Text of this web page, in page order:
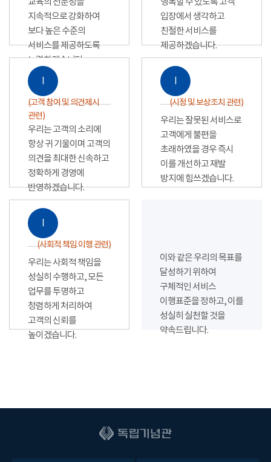
교육의 전문성을
지속적으로 강화하여
보다 높은 수준의
서비스를 제공하도록
노력하겠습니다.
행복할 수 있도록 고객
입장에서 생각하고
친절한 서비스를
제공하겠습니다.
Ⅰ
(고객 참여 및 의견제시
관련)
우리는 고객의 소리에
항상 귀 기울이며 고객의
의견을 최대한 신속하고
정확하게 경영에
반영하겠습니다.
Ⅰ
(시정 및 보상조치 관련)
우리는 잘못된 서비스로
고객에게 불편을
초래하였을 경우 즉시
이를 개선하고 재발
방지에 힘쓰겠습니다.
Ⅰ
(사회적 책임 이행 관련)
우리는 사회적 책임을
성실히 수행하고, 모든
업무를 투명하고
청렴하게 처리하여
고객의 신뢰를
높이겠습니다.
이와 같은 우리의 목표를
달성하기 위하여
구체적인 서비스
이행표준을 정하고, 이를
성실히 실천할 것을
약속드립니다.